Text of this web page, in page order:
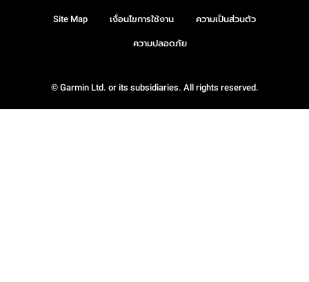
© Garmin Ltd. or its subsidiaries. All rights reserved.
Site Map เงื่อนไขการใช้งาน ความเป็นส่วนตัว
ความปลอดภัย